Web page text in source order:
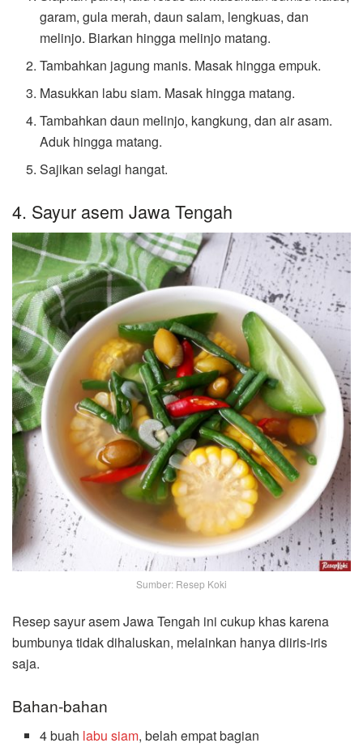
garam, gula merah, daun salam, lengkuas, dan
melinjo. Biarkan hingga melinjo matang.
Tambahkan jagung manis. Masak hingga empuk.
Masukkan labu siam. Masak hingga matang.
Tambahkan daun melinjo, kangkung, dan air asam.
Aduk hingga matang.
Sajikan selagi hangat.
4. Sayur asem Jawa Tengah
Sumber: Resep Koki
Resep sayur asem Jawa Tengah ini cukup khas karena
bumbunya tidak dihaluskan, melainkan hanya diiris-iris
saja.
Bahan-bahan
4 buah labu siam, belah empat bagian